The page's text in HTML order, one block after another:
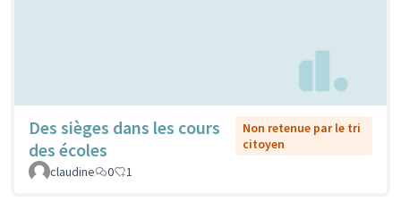
Des sièges dans les cours
des écoles
Non retenue par le tri
citoyen
claudine
0 1